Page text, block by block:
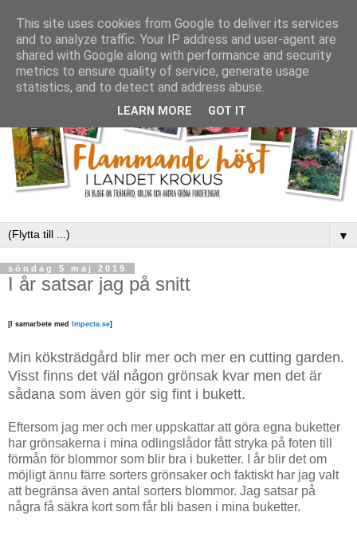
▼
söndag 5 maj 2019
I år satsar jag på snitt
[I samarbete med Impecta.se]
Min köksträdgård blir mer och mer en cutting garden.
Visst finns det väl någon grönsak kvar men det är
sådana som även gör sig fint i bukett.
Eftersom jag mer och mer uppskattar att göra egna buketter
har grönsakerna i mina odlingslådor fått stryka på foten till
förmån för blommor som blir bra i buketter.
I år blir det om
möjligt ännu färre sorters grönsaker och faktiskt har jag valt
att begränsa även antal sorters blommor. Jag satsar på
några få säkra kort som får bli basen i mina buketter.
This site uses cookies from Google to deliver its services
and to analyze traffic. Your IP address and user-agent are
shared with Google along with performance and security
metrics to ensure quality of service, generate usage
statistics, and to detect and address abuse.
LEARN MORE GOT IT